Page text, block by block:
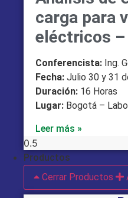
carga para
eléctricos –
Conferencista: Ing.
Fecha: Julio 30 y 31
Duración: 16 Horas
Lugar: Bogotá –
Leer más »
Productos
Cerrar Productos